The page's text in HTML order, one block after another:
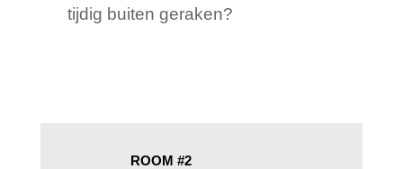
tijdig buiten geraken?
ROOM #2